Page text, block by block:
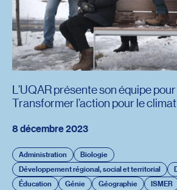
8 décembre 2023
Administration
Biologie
Développement régional, social et territorial
Éducation
Génie Géographie ISMER
L’UQAR présente son équipe
Transformer l’action pour le climat